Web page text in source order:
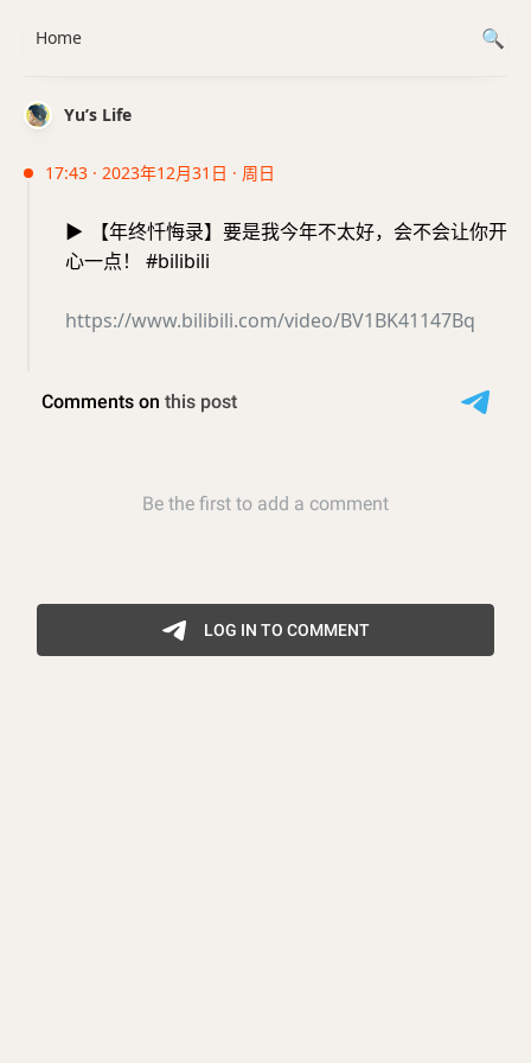
Yu’s Life
17:43 · 2023年12月31日 · 周日
▶️
【年终忏悔录】要是我今年不太好，会不会让你开
心一点！ #bilibili
https://www.bilibili.com/video/BV1BK41147Bq
Home